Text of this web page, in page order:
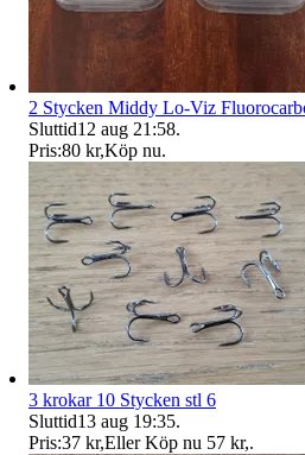
2 Stycken Middy Lo-Viz
Sluttid12 aug 21:58.
Pris:80 kr,Köp nu.
3 krokar 10 Stycken stl 6
Sluttid13 aug 19:35.
Pris:37 kr,Eller Köp nu 57 kr,.